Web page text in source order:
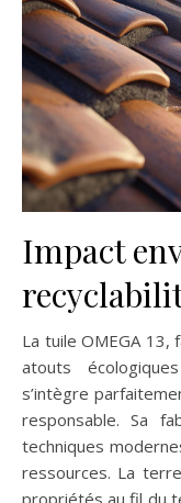
Impact
La tuile OMEGA
atouts
s’intègre
responsable. Sa
techniques
ressources. La
propriétés au fil du